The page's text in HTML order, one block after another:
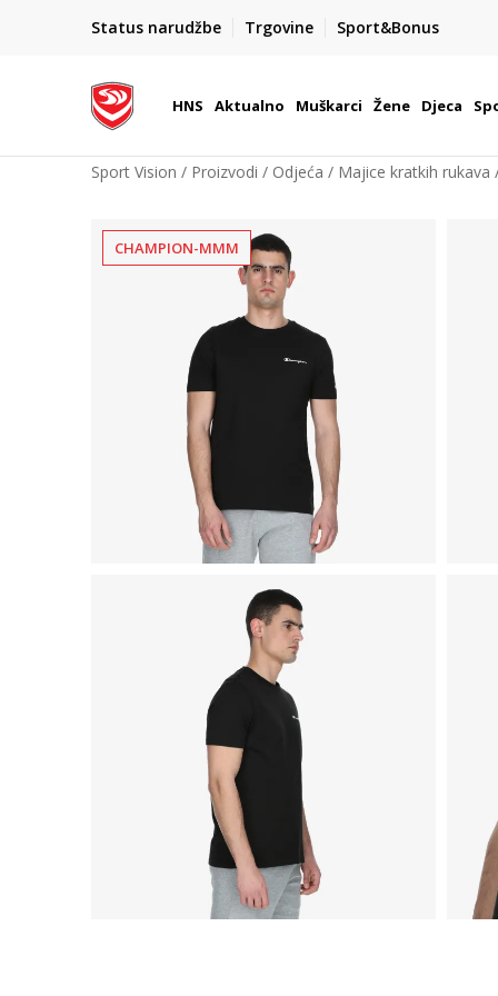
Status narudžbe Trgovine Sport&Bonus
BOX NOW
Dostava 1,50 €
| Više od 800 paketomata u
HNS Aktualno Muškarci Žene Djeca
Sport Vision Proizvodi Odjeća Majice kratkih rukava
CHAMPION-MMM